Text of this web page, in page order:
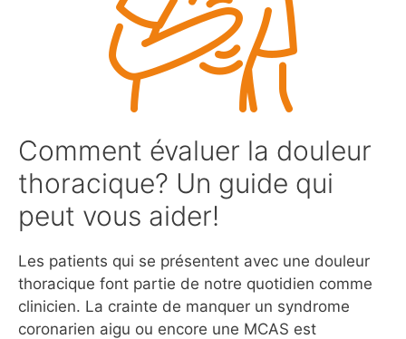
Comment évaluer la douleur
thoracique? Un guide qui
peut vous aider!
Les patients qui se présentent avec une douleur
thoracique font partie de notre quotidien comme
clinicien. La crainte de manquer un syndrome
coronarien aigu ou encore une MCAS est